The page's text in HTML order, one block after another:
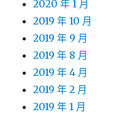
2020 年 1 月
2019 年 10 月
2019 年 9 月
2019 年 8 月
2019 年 4 月
2019 年 2 月
2019 年 1 月